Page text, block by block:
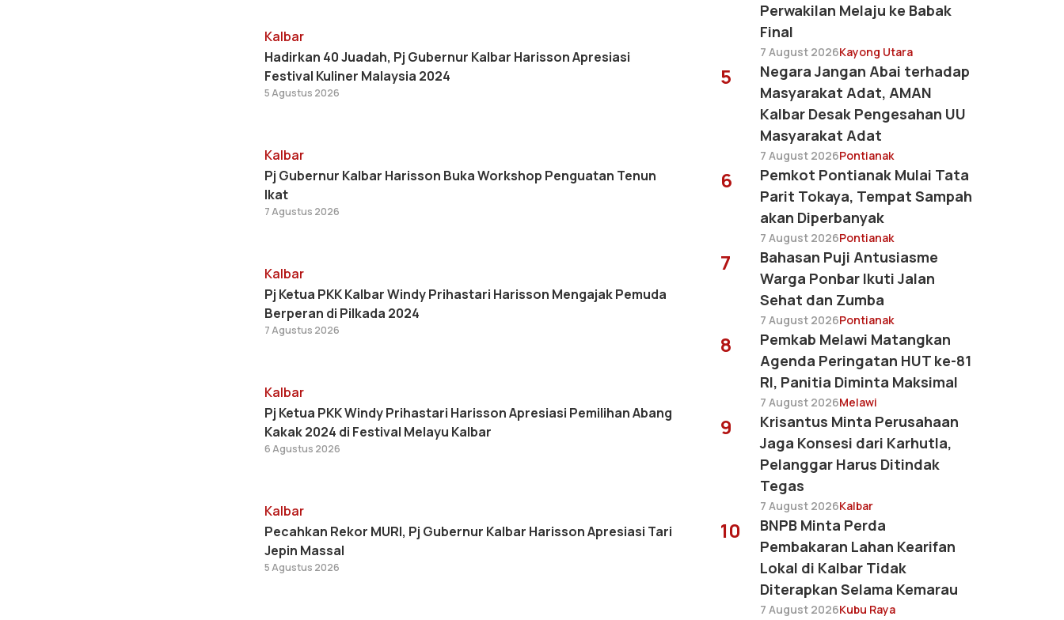
Kalbar
Hadirkan 40 Juadah, Pj Gubernur Kalbar Harisson Apresiasi
Festival Kuliner Malaysia 2024
5 Agustus 2026
Kalbar
Pj Gubernur Kalbar Harisson Buka Workshop Penguatan Tenun
Ikat
7 Agustus 2026
Kalbar
Pj Ketua PKK Kalbar Windy Prihastari Harisson Mengajak Pemuda
Berperan di Pilkada 2024
7 Agustus 2026
Kalbar
Pj Ketua PKK Windy Prihastari Harisson Apresiasi Pemilihan Abang
Kakak 2024 di Festival Melayu Kalbar
6 Agustus 2026
Kalbar
Pecahkan Rekor MURI, Pj Gubernur Kalbar Harisson Apresiasi Tari
Jepin Massal
5 Agustus 2026
Perwakilan Melaju ke Babak
Final
7 August 2026Kayong Utara
5
Negara Jangan Abai terhadap
Masyarakat Adat, AMAN
Kalbar Desak Pengesahan UU
Masyarakat Adat
7 August 2026Pontianak
6
Pemkot Pontianak Mulai Tata
Parit Tokaya, Tempat Sampah
akan Diperbanyak
7 August 2026Pontianak
7
Bahasan Puji Antusiasme
Warga Ponbar Ikuti Jalan
Sehat dan Zumba
7 August 2026Pontianak
8
Pemkab Melawi Matangkan
Agenda Peringatan HUT ke-81
RI, Panitia Diminta Maksimal
7 August 2026Melawi
9
Krisantus Minta Perusahaan
Jaga Konsesi dari Karhutla,
Pelanggar Harus Ditindak
Tegas
7 August 2026Kalbar
10
BNPB Minta Perda
Pembakaran Lahan Kearifan
Lokal di Kalbar Tidak
Diterapkan Selama Kemarau
7 August 2026Kubu Raya